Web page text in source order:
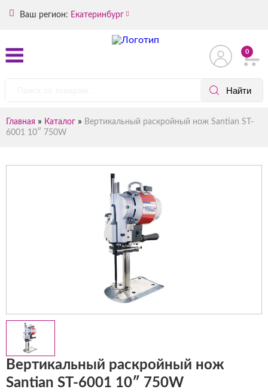
Ваш регион: Екатеринбург
0
Главная » Каталог » Вертикальный раскройный нож Santian ST-
6001 10″ 750W
Вертикальный раскройный нож
Santian ST-6001 10″ 750W